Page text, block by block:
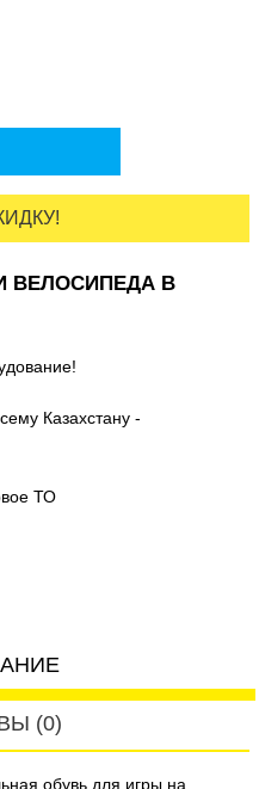
ВЕЛОСИПЕДА В
Казахстану -
ТО
(0)
обувь для игры на